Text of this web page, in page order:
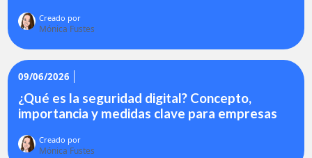
Creado por
Mónica Fustes
09/06/2026
¿Qué es la seguridad digital? Concepto,
importancia y medidas clave para empresas
Creado por
Mónica Fustes